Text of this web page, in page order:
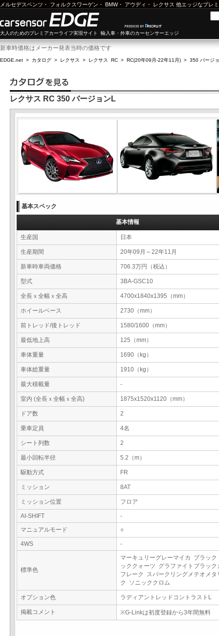
メルセデスベンツ ・ フォルクスワーゲン ・ BMW・ アウディ ・ レクサス 他エッジなプレ
大人のためのプレミアカーライフ実現サイト 輸入車・外車のカーセンサーエッジ
新車時価格はメーカー発表当時の価格です
EDGE.net > カタログ > レクサス > レクサス RC > RC(20年09月-22年11月) > 350 バージ
レクサス RC 350 バージョンL
基本スペック
基本情報
生産国 日本
生産期間 20年09月～22年11月
新車時車両価格 706.3万円（税込）
型式 3BA-GSC10
全長ｘ全幅ｘ全高 4700x1840x1395（mm）
ホイールベース 2730（mm）
前トレッド/後トレッド 1580/1600（mm）
最低地上高 125（mm）
車体重量 1690（kg）
車体総重量 1910（kg）
最大積載量 -
室内 (全長ｘ全幅ｘ全高) 1875x1520x1120（mm）
ドア数 2
乗車定員 4名
シート列数 2
最小回転半径 5.2（m）
駆動方式 FR
ミッション 8AT
ミッション位置 フロア
AI-SHIFT
-
マニュアルモード
○
4WS -
標準色
マーキュリーグレーマイカ ブラッ
ッククォーツ グラファイトブラック
フレーク スパークリングメテオメタ
ク ソニッククロム
オプション色 ラディアントレッドコントラストL
掲載コメント ※G-Linkは初度登録から3年間無料